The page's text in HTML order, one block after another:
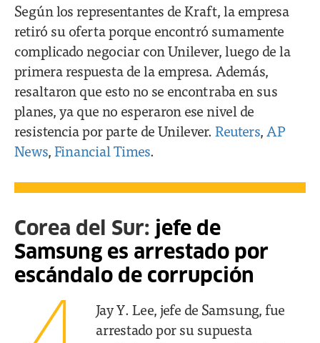
Según los representantes de Kraft, la empresa
retiró su oferta porque encontró sumamente
complicado negociar con Unilever, luego de la
primera respuesta de la empresa. Además,
resaltaron que esto no se encontraba en sus
planes, ya que no esperaron ese nivel de
resistencia por parte de Unilever. Reuters, AP
News,Financial Times.
Corea del Sur: jefe de
Samsung es arrestado por
escándalo de corrupción
Jay Y. Lee, jefe de Samsung, fue
arrestado por su supuesta